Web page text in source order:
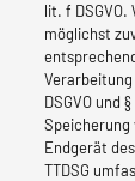
lit. f
möglichst
DSGVO und
Speicherung
Endgerät
TTDSG